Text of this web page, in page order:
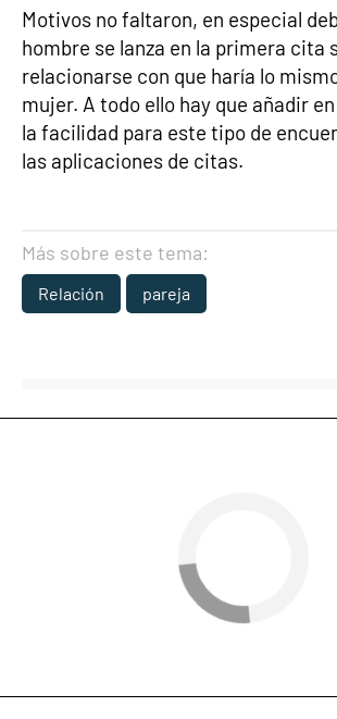
Motivos no faltaron, en especial
hombre se lanza en la primera cita
relacionarse con que haría lo
mujer. A todo ello hay que añadir
la facilidad para este tipo de
las aplicaciones de citas.
Más sobre este tema:
Relación pareja